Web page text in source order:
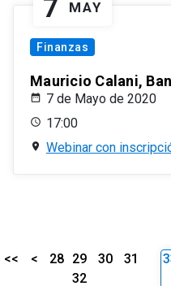
7 MAY
Finanzas
Mauricio Calani,
7 de Mayo de 2020
17:00
Webinar con
<< < 28 29 30
31
32